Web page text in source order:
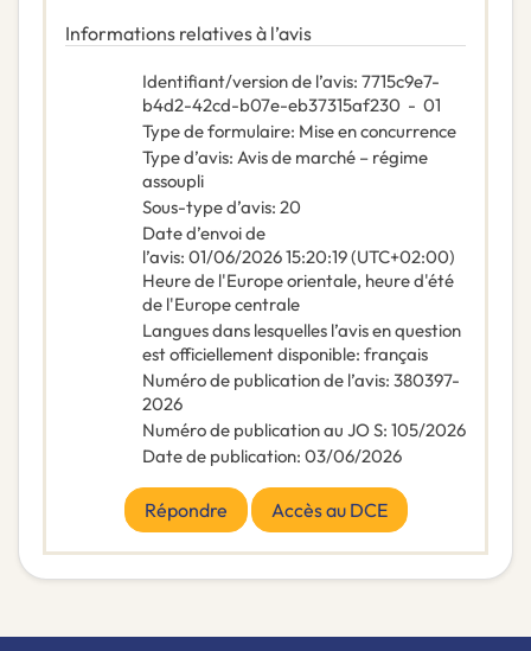
Informations relatives à l’avis
Identifiant/version de l’avis: 7715c9e7-
b4d2-42cd-b07e-eb37315af230 - 01
Type de formulaire: Mise en concurrence
Type d’avis: Avis de marché – régime
assoupli
Sous-type d’avis: 20
Date d’envoi de
l’avis: 01/06/202615:20:19 (UTC+02:00)
Heure de l'Europe orientale, heure d'été
de l'Europe centrale
Langues dans lesquelles l’avis en question
est officiellement disponible: français
Numéro de publication de l’avis: 380397-
2026
Numéro de publication au JO S: 105/2026
Date de publication: 03/06/2026
Répondre Accès au DCE